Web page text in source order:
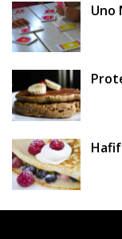
Uno
Hafif